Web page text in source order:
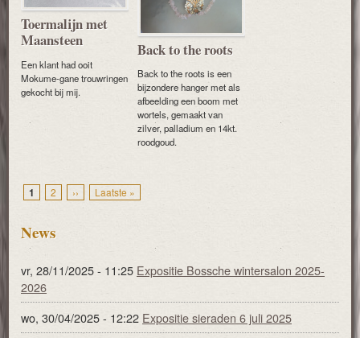
Toermalijn met
Maansteen
Een klant had ooit
Mokume-gane trouwringen
gekocht bij mij.
Back to the roots
Back to the roots is een
bijzondere hanger met als
afbeelding een boom met
wortels, gemaakt van
zilver, palladium en 14kt.
roodgoud.
Paginering
Pagina
1 Pagina
2
Volgende
››
Laatste
Laatste »
News
vr, 28/11/2025 - 11:25 Expositie Bossche wintersalon 2025-
2026
wo, 30/04/2025 - 12:22 Expositie sieraden 6 juli 2025